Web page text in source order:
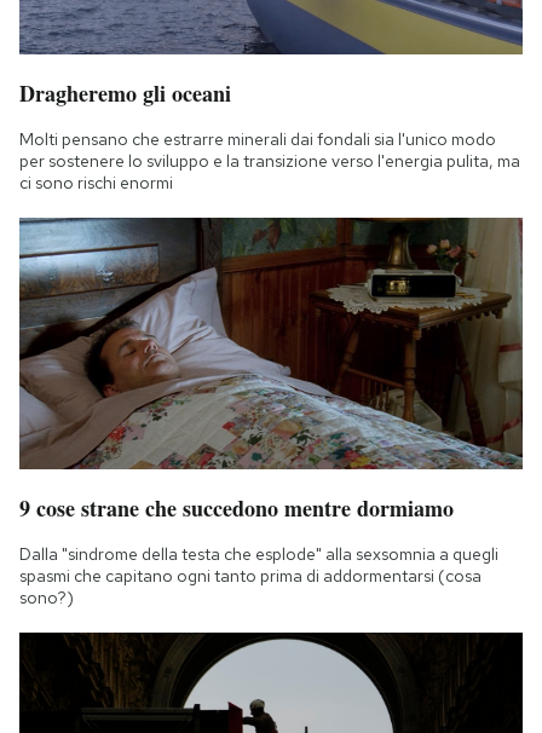
Dragheremo gli oceani
Molti pensano che estrarre minerali dai fondali sia l'unico modo
per sostenere lo sviluppo e la transizione verso l'energia pulita, ma
ci sono rischi enormi
9 cose strane che succedono mentre dormiamo
Dalla "sindrome della testa che esplode" alla sexsomnia a quegli
spasmi che capitano ogni tanto prima di addormentarsi (cosa
sono?)